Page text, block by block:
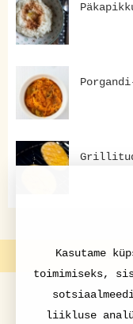
Grillitud
Kasutame
toimimiseks,
liikluse